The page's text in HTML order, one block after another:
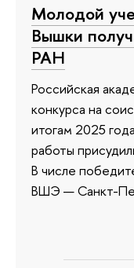
Молодой
Вышки
РАН
Российская
конкурса на
итогам 2025
работы
В числе
ВШЭ — Санкт-